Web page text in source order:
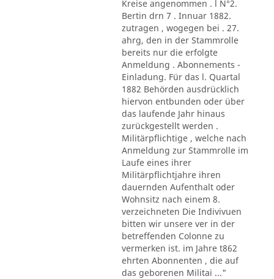
Kreise angenommen . l N°2.
Bertin drn 7 . Innuar 1882.
zutragen , wogegen bei . 27.
ahrg, den in der Stammrolle
bereits nur die erfolgte
Anmeldung . Abonnements -
Einladung. Für das l. Quartal
1882 Behörden ausdrücklich
hiervon entbunden oder über
das laufende Jahr hinaus
zurückgestellt werden .
Militärpflichtige , welche nach
Anmeldung zur Stammrolle im
Laufe eines ihrer
Militärpflichtjahre ihren
dauernden Aufenthalt oder
Wohnsitz nach einem 8.
verzeichneten Die Indivivuen
bitten wir unsere ver in der
betreffenden Colonne zu
vermerken ist. im Jahre t862
ehrten Abonnenten , die auf
das geborenen Militai ..."